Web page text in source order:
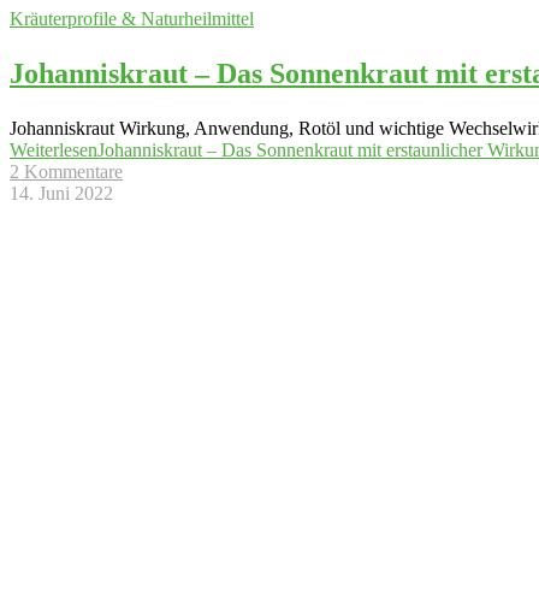
Kräuterprofile & Naturheilmittel
Johanniskraut – Das Sonnenkraut mit
Johanniskraut Wirkung, Anwendung, Rotöl und wichtige
WeiterlesenJohanniskraut – Das Sonnenkraut mit erstaunlicher
2 Kommentare
14. Juni 2022